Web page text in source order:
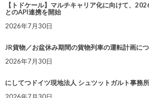
【トドケール】マルチキャリア化に向けて、
とのAPI連携を開始
2026年7月30日
JR貨物／お盆休み期間の貨物列車の運転計画に
2026年7月30日
にしてつドイツ現地法人 シュツットガルト事務
2026年7月30日